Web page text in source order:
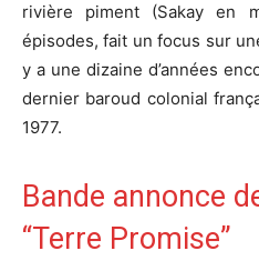
rivière piment (Sakay en
épisodes, fait un focus sur
y a une dizaine d’années
dernier baroud colonial
1977.
Bande annonce
“Terre Promise”